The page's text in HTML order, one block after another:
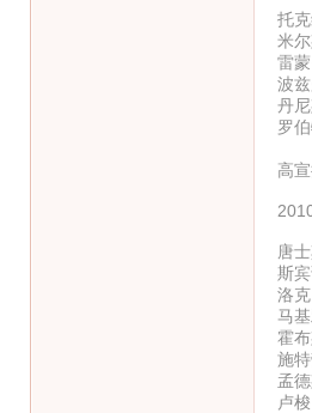
托
米
雷
波
丹尼
罗
《
高
唐
斯
洛
马
霍
施
孟
卢